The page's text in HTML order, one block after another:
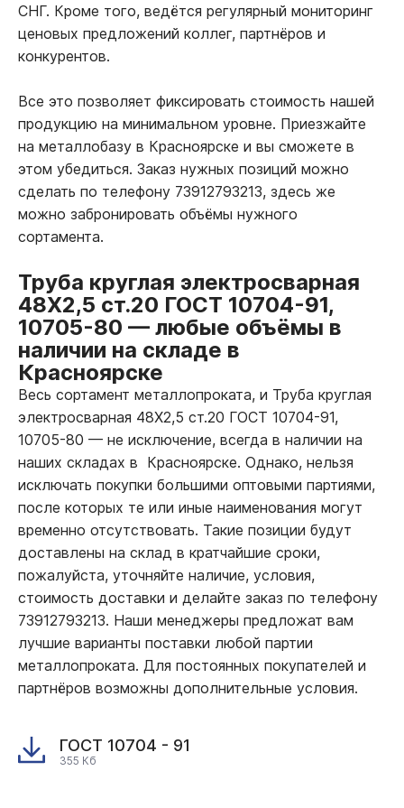
СНГ. Кроме того, ведётся регулярный мониторинг
ценовых предложений коллег, партнёров и
конкурентов.
Все это позволяет фиксировать стоимость нашей
продукцию на минимальном уровне. Приезжайте
на металлобазу в Красноярске и вы сможете в
этом убедиться. Заказ нужных позиций можно
сделать по телефону 73912793213, здесь же
можно забронировать объёмы нужного
сортамента.
Труба круглая электросварная
48Х2,5 ст.20 ГОСТ 10704-91,
10705-80 — любые объёмы в
наличии на складе в
Красноярске
Весь сортамент металлопроката, и Труба круглая
электросварная 48Х2,5 ст.20 ГОСТ 10704-91,
10705-80 — не исключение, всегда в наличии на
наших складах в Красноярске. Однако, нельзя
исключать покупки большими оптовыми партиями,
после которых те или иные наименования могут
временно отсутствовать. Такие позиции будут
доставлены на склад в кратчайшие сроки,
пожалуйста, уточняйте наличие, условия,
стоимость доставки и делайте заказ по телефону
73912793213. Наши менеджеры предложат вам
лучшие варианты поставки любой партии
металлопроката. Для постоянных покупателей и
партнёров возможны дополнительные условия.
ГОСТ 10704 - 91
355 Кб